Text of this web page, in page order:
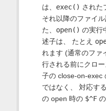
は、 exec() された
それ以降のファイ
た、 open() の実行
述子は、 たとえ
れます (通常のファ
行される前にクロ
子の close-on-exec
ではなく、 対応す
の open 時の $^Fの